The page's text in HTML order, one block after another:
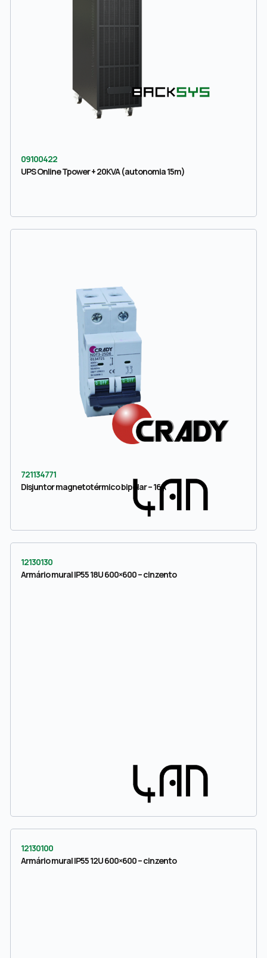
09100422
UPS Online Tpower + 20KVA (autonomia 15m)
721134771
Disjuntor magnetotérmico bipolar – 16A
12130130
Armário mural IP55 18U 600×600 – cinzento
12130100
Armário mural IP55 12U 600×600 – cinzento